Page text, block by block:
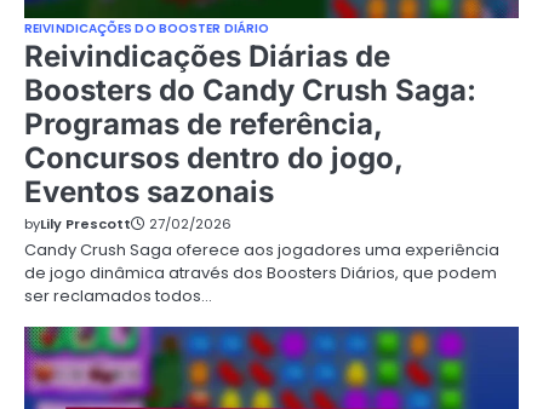
REIVINDICAÇÕES DO BOOSTER DIÁRIO
Reivindicações Diárias de
Boosters do Candy Crush Saga:
Programas de referência,
Concursos dentro do jogo,
Eventos sazonais
byLily Prescott 27/02/2026
Candy Crush Saga oferece aos jogadores uma experiência
de jogo dinâmica através dos Boosters Diários, que podem
ser reclamados todos…